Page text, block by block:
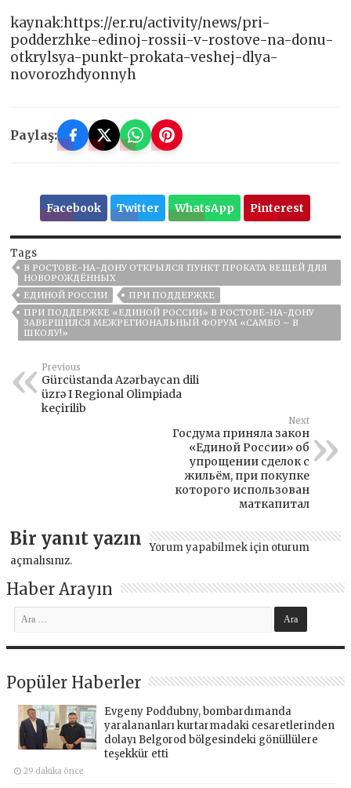
kaynak:https://er.ru/activity/news/pri-
podderzhke-edinoj-rossii-v-rostove-na-donu-
otkrylsya-punkt-prokata-veshej-dlya-
novorozhdyonnyh
Paylaş:
Facebook Twitter WhatsApp Pinterest
Tags
В РОСТОВЕ-НА-ДОНУ ОТКРЫЛСЯ ПУНКТ ПРОКАТА ВЕЩЕЙ ДЛЯ
НОВОРОЖДЁННЫХ
ЕДИНОЙ РОССИИ
ПРИ ПОДДЕРЖКЕ
ПРИ ПОДДЕРЖКЕ «ЕДИНОЙ РОССИИ» В РОСТОВЕ-НА-ДОНУ
ЗАВЕРШИЛСЯ МЕЖРЕГИОНАЛЬНЫЙ ФОРУМ «САМБО – В
ШКОЛУ!»
Previous
Gürcüstanda Azərbaycan dili
üzrə I Regional Olimpiada
keçirilib
Next
Госдума приняла закон
«Единой России» об
упрощении сделок с
жильём, при покупке
которого использован
маткапитал
Bir yanıt yazın Yorum yapabilmek için oturum
açmalısınız.
Haber Arayın
Popüler Haberler
Evgeny Poddubny, bombardımanda
yaralananları kurtarmadaki cesaretlerinden
dolayı Belgorod bölgesindeki gönüllülere
teşekkür etti
29 dakika önce